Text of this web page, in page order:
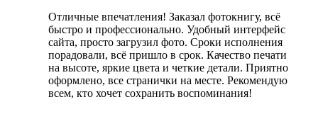
Отличные впечатления! Заказал фотокнигу, всё
быстро и профессионально. Удобный интерфейс
сайта, просто загрузил фото. Сроки исполнения
порадовали, всё пришло в срок. Качество печати
на высоте, яркие цвета и четкие детали. Приятно
оформлено, все странички на месте. Рекомендую
всем, кто хочет сохранить воспоминания!